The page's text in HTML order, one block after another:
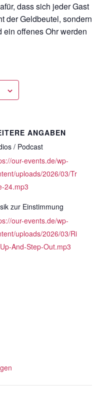
dass sich jeder Gast
der Geldbeutel, sondern
ein offenes Ohr werden
ANGABEN
/ Podcast
our-events.de/wp-
uploads/2026/03/Tr
24.mp3
zur Einstimmung
our-events.de/wp-
uploads/2026/03/Ri
And-Step-Out.mp3